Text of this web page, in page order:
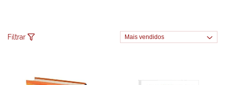
Filtrar